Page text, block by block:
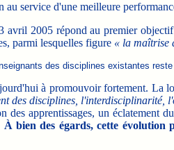
service d'une meilleure
2005 répond au premier
parmi lesquelles figure « la maîtrise
des disciplines existantes
à promouvoir fortement.
des disciplines, l'interdisciplinarité,
apprentissages, un éclatement
À bien des égards, cette